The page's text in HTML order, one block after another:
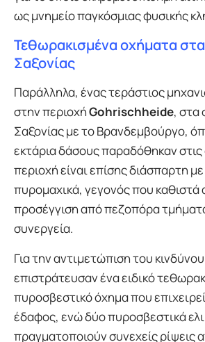
ως μνημείο παγκόσμιας φυσικής
Τεθωρακισμένα οχήματα
Σαξονίας
Παράλληλα, ένας τεράστιος
στην περιοχήGohrischheide, στα
Σαξονίας με το Βρανδεμβούργο,
εκτάρια δάσους παραδόθηκαν
περιοχή είναι επίσης διάσπαρτη
πυρομαχικά, γεγονός που καθιστά
προσέγγιση από πεζοπόρα τμήματα
συνεργεία.
Για την αντιμετώπιση του
επιστράτευσαν ένα ειδικό
πυροσβεστικό όχημα που
έδαφος, ενώ δύο πυροσβεστικά
πραγματοποιούν συνεχείς